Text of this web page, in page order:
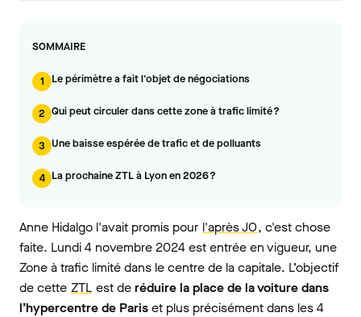
SOMMAIRE
1 Le périmètre a fait l'objet de négociations
2 Qui peut circuler dans cette zone à trafic limité ?
3 Une baisse espérée de trafic et de polluants
4 La prochaine ZTL à Lyon en 2026 ?
Anne Hidalgo l'avait promis pour l'après JO, c'est chose
faite. Lundi 4 novembre 2024 est entrée en vigueur, une
Zone à trafic limité dans le centre de la capitale. L’objectif
de cette ZTL est deréduire la place de la voiture dans
l’hypercentre de Pariset plus précisément dans les 4